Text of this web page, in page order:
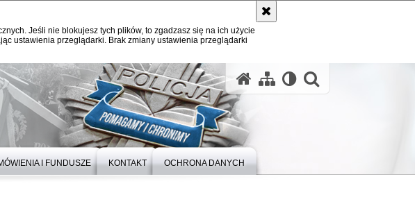
Jeśli nie blokujesz tych plików, to zgadzasz się na ich użycie
ustawienia przeglądarki. Brak zmiany ustawienia przeglądarki
I FUNDUSZE KONTAKT OCHRONA DANYCH